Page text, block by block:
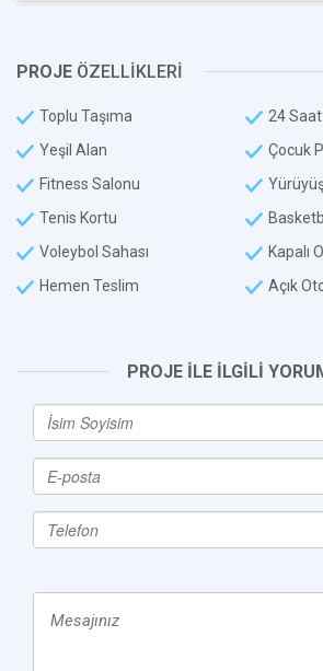
PROJE ÖZELLİKLERİ
Toplu Taşıma
24
Yeşil Alan
Çocuk
Fitness Salonu
Tenis Kortu
Voleybol Sahası
Kapalı
Hemen Teslim
Açık
PROJE İLE İLGİLİ